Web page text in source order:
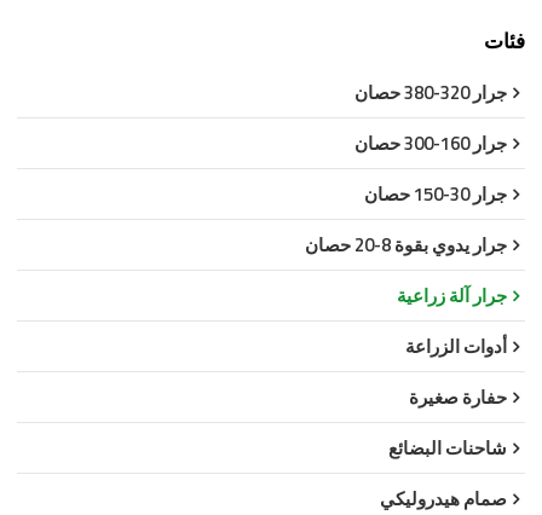
فئات
جرار 320-380 حصان
جرار 160-300 حصان
جرار 30-150 حصان
جرار يدوي بقوة 8-20 حصان
جرار آلة زراعية
أدوات الزراعة
حفارة صغيرة
شاحنات البضائع
صمام هيدروليكي